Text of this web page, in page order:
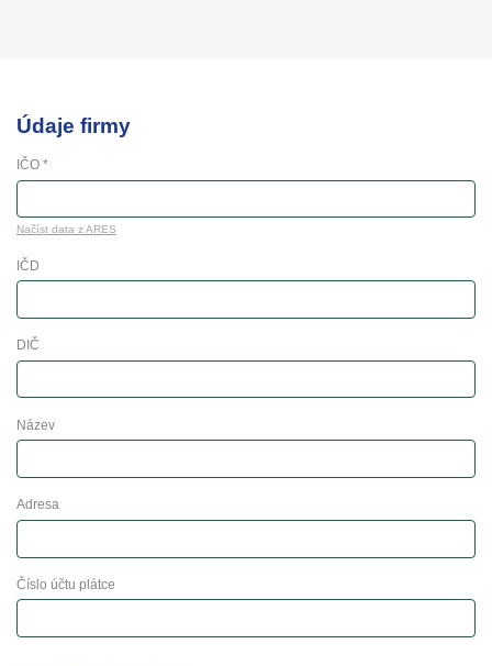
Údaje firmy
IČO *
Načíst data z ARES
IČD
DIČ
Název
Adresa
Číslo účtu plátce